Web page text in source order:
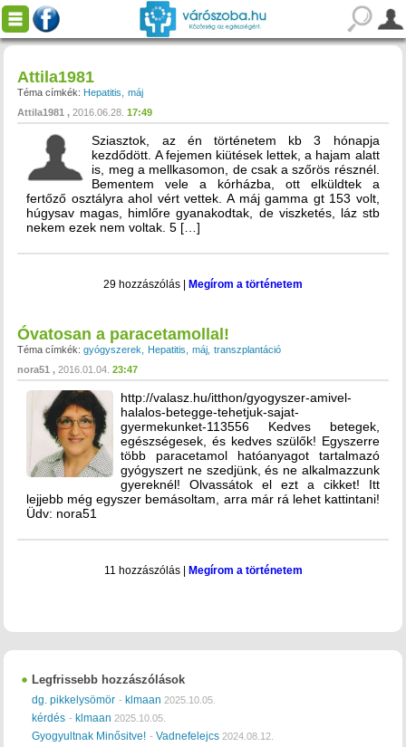
Attila1981
Téma címkék: Hepatitis
máj
Attila1981
2016.06.28. 17:49
Sziasztok, az én történetem kb 3 hónapja
kezdődött. A fejemen kiütések lettek, a hajam alatt
is, meg a mellkasomon, de csak a szőrös résznél.
Bementem vele a kórházba, ott elküldtek a
fertőző osztályra ahol vért vettek. A máj gamma gt 153 volt,
húgysav magas, himlőre gyanakodtak, de viszketés, láz stb
nekem ezek nem voltak. 5 […]
29 hozzászólás Megírom a történetem
Óvatosan a paracetamollal!
Téma címkék: gyógyszerek Hepatitis máj
transzplantáció
nora51
2016.01.04. 23:47
http://valasz.hu/itthon/gyogyszer-amivel-
halalos-betegge-tehetjuk-sajat-
gyermekunket-113556 Kedves betegek,
egészségesek, és kedves szülők! Egyszerre
több paracetamol hatóanyagot tartalmazó
gyógyszert ne szedjünk, és ne alkalmazzunk
gyereknél! Olvassátok el ezt a cikket! Itt
lejjebb még egyszer bemásoltam, arra már rá lehet kattintani!
Üdv: nora51
11 hozzászólás| Megírom a történetem
Legfrissebb hozzászólások
dg. pikkelysömör - klmaan 2025.10.05.
kérdés - klmaan 2025.10.05.
Gyogyultnak Minősitve! -Vadnefelejcs 2024.08.12.